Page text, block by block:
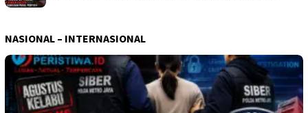
NASIONAL – INTERNASIONAL